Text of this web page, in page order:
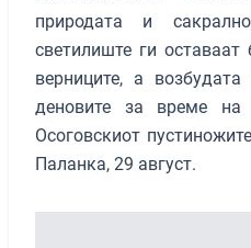
природата и
светилиште ги оставаат
верниците, а
деновите за време на
Осоговскиот
Паланка, 29 август.